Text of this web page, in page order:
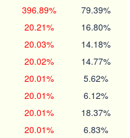
396.89% 79.39%
20.21% 16.80%
20.03% 14.18%
20.02% 14.77%
20.01% 5.62%
20.01% 6.12%
20.01% 18.37%
20.01% 6.83%